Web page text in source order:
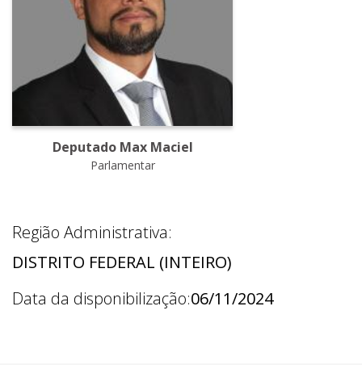
Deputado Max Maciel
Parlamentar
Região Administrativa:
DISTRITO FEDERAL (INTEIRO)
Data da disponibilização:06/11/2024